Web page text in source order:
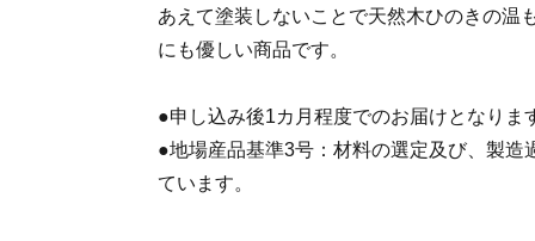
あえて塗装しないことで天然木ひのきの温
にも優しい商品です。
●申し込み後1カ月程度でのお届けとなりま
●地場産品基準3号：材料の選定及び、製造
ています。